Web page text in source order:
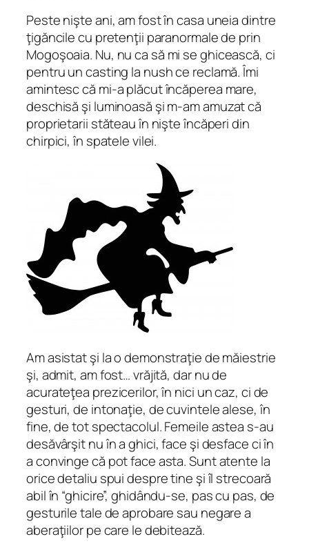
Peste nişte ani, am fost în casa uneia dintre
ţigăncile cu pretenţii paranormale de prin
Mogoşoaia. Nu, nu ca să mi se ghicească, ci
pentru un casting la nush ce reclamă. Îmi
amintesc că mi-a plăcut încăperea mare,
deschisă şi luminoasă şi m-am amuzat că
proprietarii stăteau în nişte încăperi din
chirpici, în spatele vilei.
Am asistat şi la o demonstraţie de măiestrie
şi, admit, am fost… vrăjită, dar nu de
acurateţea prezicerilor, în nici un caz, ci de
gesturi, de intonaţie, de cuvintele alese, în
fine, de tot spectacolul. Femeile astea s-au
desăvârşit nu în a ghici, face şi desface ci în
a convinge că pot face asta. Sunt atente la
orice detaliu spui despre tine şi îl strecoară
abil în “ghicire”, ghidându-se, pas cu pas, de
gesturile tale de aprobare sau negare a
aberaţiilor pe care le debitează.